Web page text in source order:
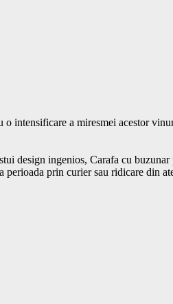
intensificare a miresmei acestor
design ingenios, Carafa cu